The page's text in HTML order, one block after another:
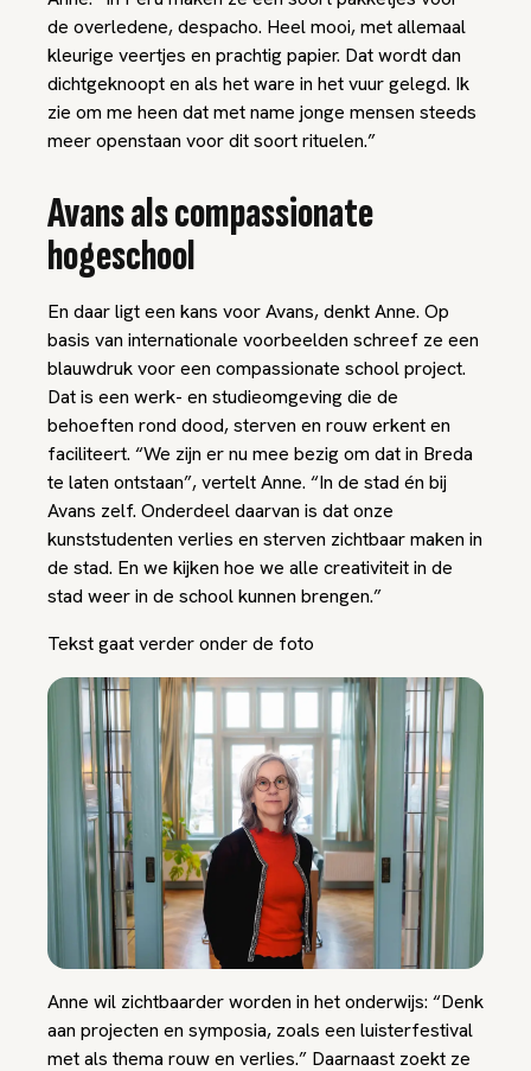
de overledene,despacho. Heel mooi, met allemaal
kleurige veertjes en prachtig papier. Dat wordt dan
dichtgeknoopt en als het ware in het vuur gelegd. Ik
zie om me heen dat met name jonge mensen steeds
meer openstaan voor dit soort rituelen.”
Avans als compassionate
hogeschool
En daar ligt een kans voor Avans, denkt Anne. Op
basis van internationale voorbeelden schreef ze een
blauwdruk voor een compassionate school project.
Dat is een werk- en studieomgeving die de
behoeften rond dood, sterven en rouw erkent en
faciliteert. “We zijn er nu mee bezig om dat in Breda
te laten ontstaan”, vertelt Anne. “In de stad én bij
Avans zelf. Onderdeel daarvan is dat onze
kunststudenten verlies en sterven zichtbaar maken in
de stad. En we kijken hoe we alle creativiteit in de
stad weerin de school kunnen brengen.”
Tekst gaat verder onder de foto
Anne wil zichtbaarder worden in het onderwijs: “Denk
aan projecten en symposia, zoals een luisterfestival
met als thema rouw en verlies.” Daarnaast zoekt ze